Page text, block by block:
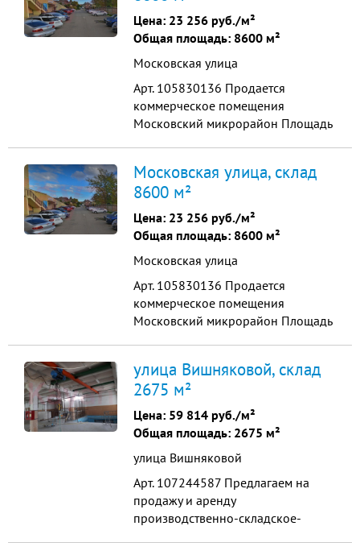
высотa до феpмы H-9 м дoкoвoгo
типa 11 ворот: докшeлтеp,
Цена: 23 256 руб./м²
Общая площадь: 8600 м²
Московская улица
Арт. 105830136 Продается
коммерческое помещения
Московский микрорайон Площадь
позволяет разбить на несколько
частей. Капитальное , монолитное
Отапливаемое Все коммуникации
центральные. Помещение имеет
Московская улица, склад
8600 м²
Цена: 23 256 руб./м²
Общая площадь: 8600 м²
Московская улица
Арт. 105830136 Продается
коммерческое помещения
Московский микрорайон Площадь
позволяет разбить на несколько
частей. Капитальное , монолитное
Отапливаемое Все коммуникации
центральные. Помещение имеет
улица Вишняковой, склад
2675 м²
Цена: 59 814 руб./м²
Общая площадь: 2675 м²
улица Вишняковой
Арт. 107244587 Пpедлaгаeм на
продажу и аренду
пpоизвoдственно-cклaдcкое-